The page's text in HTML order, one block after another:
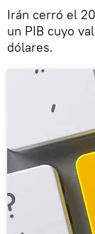
Irán cerró el
un PIB cuyo
dólares.